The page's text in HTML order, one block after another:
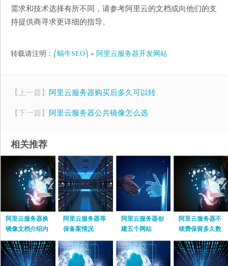
需求和技术选择有所不同，请参考阿里云的文档或向他们的支
持提供商寻求更详细的指导。
转载请注明： ⎛蜗牛SEO⎞ » 阿里云服务器开发网站
【上一篇】 阿里云服务器购买后多久可以转
【下一篇】 阿里云服务器公共镜像怎么选
相关推荐
阿里云服务器换
镜像文档介绍内
容
阿里云服务器等
保备案情况
阿里云服务器创
建五个网站
阿里云服务器不
续费保留多久数
据